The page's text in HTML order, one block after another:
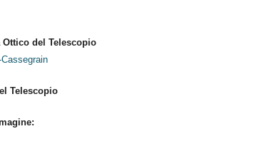
Ottico del Telescopio
Telescopio